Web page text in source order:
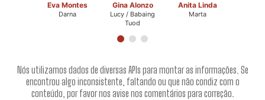
Eva Montes
Darna
Gina Alonzo
Lucy / Babaing
Tuod
Anita Linda
Marta
Nós utilizamos dados de diversas APIs para montar as informações. Se
encontrou algo inconsistente, faltando ou que não condiz com o
conteúdo, por favor nos avise nos comentários para correção.